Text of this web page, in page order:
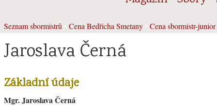
Seznam sbormistrů Cena Bedřicha Smetany Cena sbormistr-junior
Jaroslava Černá
Základní údaje
Mgr. Jaroslava Černá